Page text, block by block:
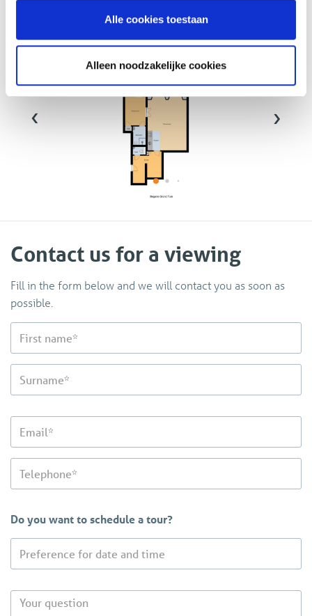
Alle cookies toestaan
Alleen noodzakelijke cookies
Floor plans
‹ ›
Contact us for a viewing
Fill in the form below and we will contact you as soon as
possible.
Do you want to schedule a tour?